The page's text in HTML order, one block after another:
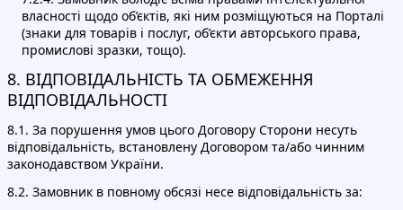
власності щодо об’єктів, які ним розміщуються на Порталі
(знаки для товарів і послуг, об’єкти авторського права,
промислові зразки, тощо).
8. ВІДПОВІДАЛЬНІСТЬ ТА ОБМЕЖЕННЯ
ВІДПОВІДАЛЬНОСТІ
8.1. За порушення умов цього Договору Сторони несуть
відповідальність, встановлену Договором та/або чинним
законодавством України.
8.2. Замовник в повному обсязі несе відповідальність за: